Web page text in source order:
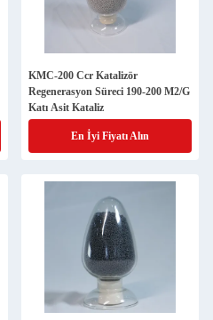
KMC-200 Ccr Katalizör
Regenerasyon Süreci 190-200 M2/G
Katı Asit Kataliz
En İyi Fiyatı Alın